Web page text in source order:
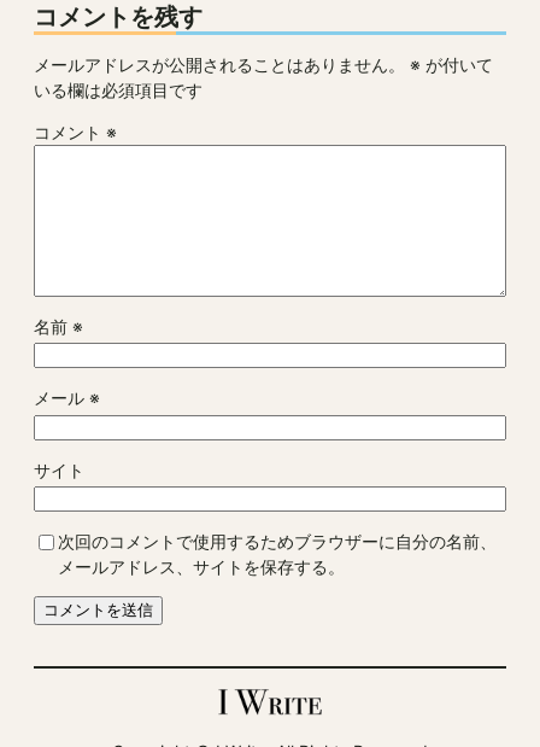
コメントを残す
メールアドレスが公開されることはありません。 ※ が付いて
いる欄は必須項目です
コメント ※
名前 ※
メール ※
サイト
次回のコメントで使用するためブラウザーに自分の名前、
メールアドレス、サイトを保存する。